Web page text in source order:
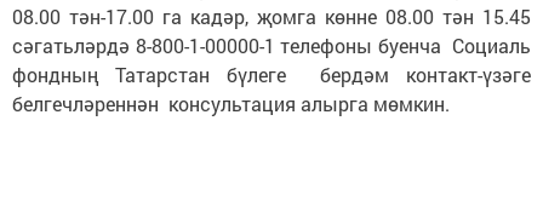
08.00 тән-17.00 га кадәр, җомга көнне 08.00 тән 15.45
сәгатьләрдә 8-800-1-00000-1 телефоны буенча Социаль
фондның Татарстан бүлеге бердәм контакт-үзәге
белгечләреннән консультация алырга мөмкин.